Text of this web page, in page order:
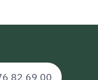
82 69 00